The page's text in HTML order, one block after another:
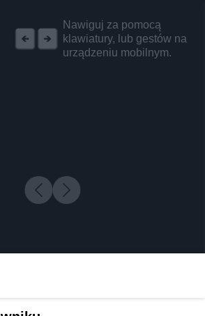
Nawiguj za pomocą
klawiatury, lub gestów na
urządzeniu mobilnym.